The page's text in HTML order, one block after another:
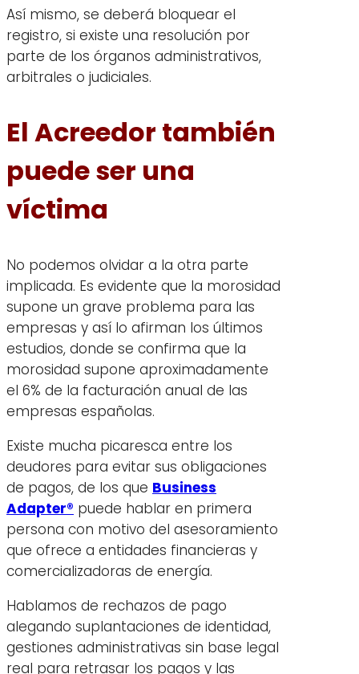
Así mismo, se deberá bloquear el
registro, si existe una resolución por
parte de los órganos administrativos,
arbitrales o judiciales.
El Acreedor también
puede ser una
víctima
No podemos olvidar a la otra parte
implicada. Es evidente que la morosidad
supone un grave problema para las
empresas y así lo afirman los últimos
estudios, donde se confirma que la
morosidad supone aproximadamente
el 6% de la facturación anual de las
empresas españolas.
Existe mucha picaresca entre los
deudores para evitar sus obligaciones
de pagos, de los que Business
Adapter® puede hablar en primera
persona con motivo del asesoramiento
que ofrece a entidades financieras y
comercializadoras de energía.
Hablamos de rechazos de pago
alegando suplantaciones de identidad,
gestiones administrativas sin base legal
real para retrasar los pagos y las